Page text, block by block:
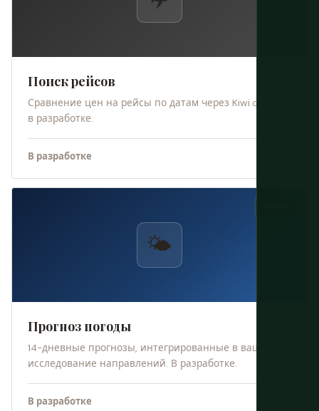
Поиск рейсов
Сравнение цен на рейсы по датам через Kiwi.com —
в разработке.
В разработке
🌤️
Прогноз погоды
14-дневные прогнозы, интегрированные в ваше
исследование направлений. В разработке.
В разработке